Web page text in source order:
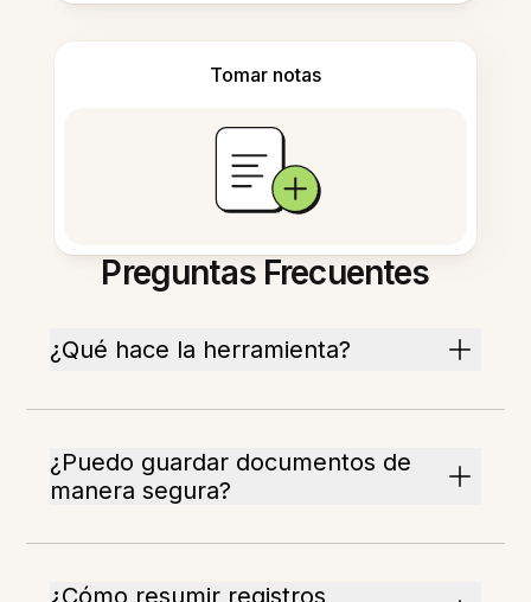
Tomar notas
Preguntas Frecuentes
¿Qué hace la herramienta?
¿Puedo guardar documentos de
manera segura?
¿Cómo resumir registros